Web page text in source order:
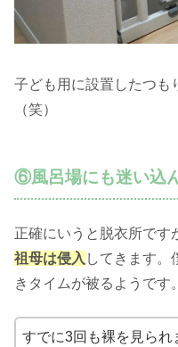
子ども用に設置したつも
（笑）
⑥風呂場にも迷い込
正確にいうと脱衣所です
祖母は侵入 してきます。
きタイムが被るようです。
すでに3回も裸を見られ